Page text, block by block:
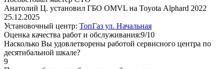
Анатолий Ц. установил ГБО OMVL на Toyota Alphard 2022
25.12.2025
Установочный центр: ТопГаз ул. Начальная
Оценка качества работ и обслуживания:9/10
Насколько Вы удовлетворены работой сервисного центра по
десятибальной шкале?
9